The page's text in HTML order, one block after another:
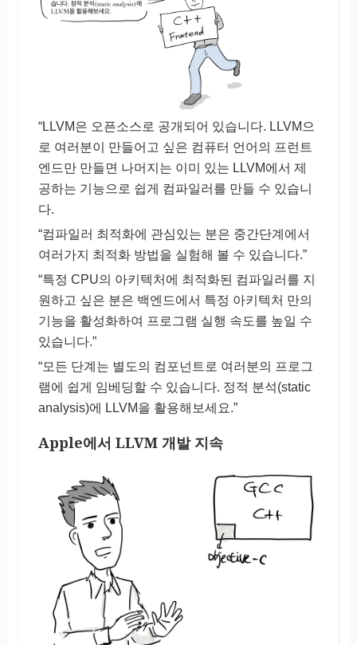
“LLVM은 오픈소스로 공개되어 있습니다. LLVM으
로 여러분이 만들어고 싶은 컴퓨터 언어의 프런트
엔드만 만들면 나머지는 이미 있는 LLVM에서 제
공하는 기능으로 쉽게 컴파일러를 만들 수 있습니
다.
“컴파일러 최적화에 관심있는 분은 중간단계에서
여러가지 최적화 방법을 실험해 볼 수 있습니다.”
“특정 CPU의 아키텍처에 최적화된 컴파일러를 지
원하고 싶은 분은 백엔드에서 특정 아키텍처 만의
기능을 활성화하여 프로그램 실행 속도를 높일 수
있습니다.”
“모든 단계는 별도의 컴포넌트로 여러분의 프로그
램에 쉽게 임베딩할 수 있습니다. 정적 분석(static
analysis)에 LLVM을 활용해보세요.”
Apple에서 LLVM 개발 지속